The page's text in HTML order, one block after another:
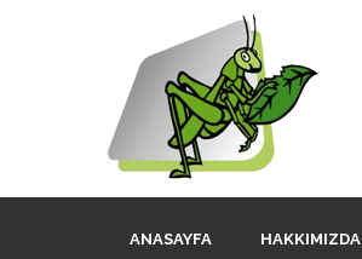
ANASAYFA HAKKIMIZDA